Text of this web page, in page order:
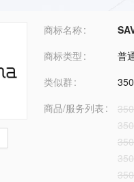
商标名称
商标类型
普
类似群
商品/服务列表